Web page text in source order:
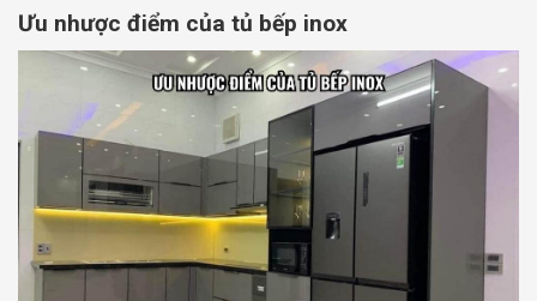
Ưu nhược điểm của tủ bếp inox